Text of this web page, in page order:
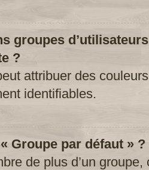
groupes
?
attribuer des
identifiables.
« Groupe par défaut » ?
de plus d’un